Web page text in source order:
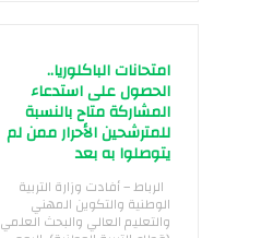
امتحانات الباكلوريا..
الحصول على استدعاء
المشاركة متاح بالنسبة
للمترشحين الأحرار ممن لم
يتوصلوا به بعد
الرباط – أفادت وزارة التربية
الوطنية والتكوين المهني
والتعليم العالي والبحث العلمي